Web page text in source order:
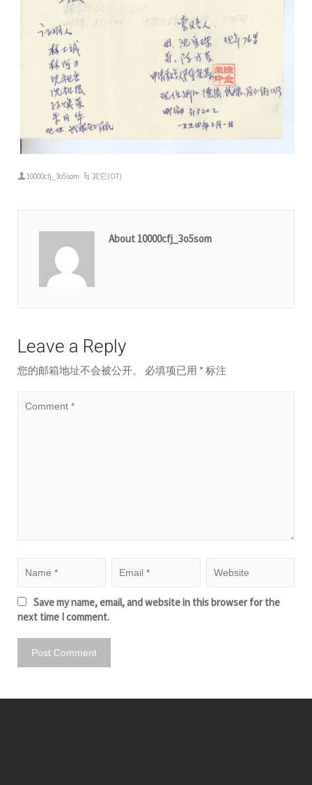
10000cfj_3o5som 其它(OT)
About 10000cfj_3o5som
Leave a Reply
您的邮箱地址不会被公开。 必填项已用 *标注
Save my name, email, and website in this browser for the
next time I comment.